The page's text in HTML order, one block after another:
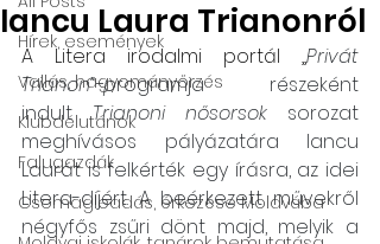
Hírek, események
Vallás, hagyományőrzés
Klubdélutánok
Falugazdák
Csomagleadás, érkezése Moldvába
Iancu Laura Trianonról
A Litera irodalmi portál „Privát
Trianon”-programja részeként
indult Trianoni nősorsok sorozat
meghívásos pályázatára Iancu
Laurát is felkérték egy írásra, az idei
Litera-díjért. A beérkezett művekről
négyfős zsűri dönt majd, melyik a